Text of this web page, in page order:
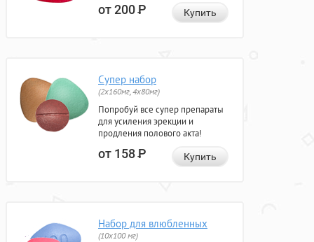
от 200Р Купить
Супер набор
(2х160мг, 4х80мг)
Попробуй все супер препараты
для усиления эрекции и
продления полового акта!
от 158Р Купить
Набор для влюбленных
(10х100 мг)